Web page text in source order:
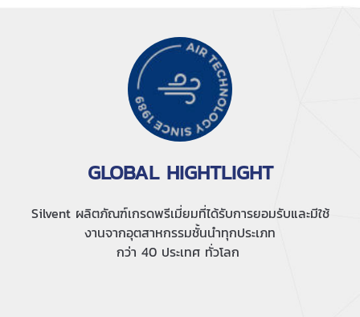
GLOBAL HIGHTLIGHT
Silvent ผลิตภัณฑ์เกรดพรีเมี่ยมที่ได้รับการยอมรับและมีใช้
งานจากอุตสาหกรรมชั้นนำทุกประเภท
กว่า 40 ประเทศ ทั่วโลก